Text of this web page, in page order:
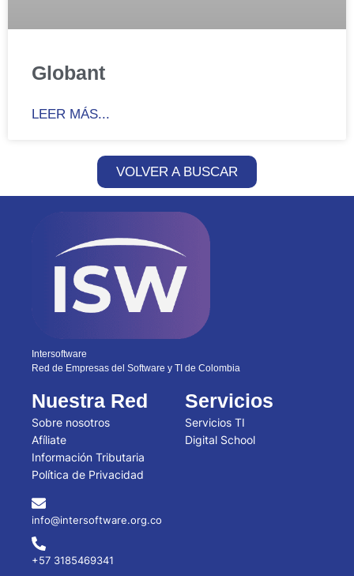
Globant
LEER MÁS...
VOLVER A BUSCAR
Intersoftware
Red de Empresas del Software y TI de Colombia
Nuestra Red
Sobre nosotros
Afíliate
Información Tributaria
Política de Privacidad
Servicios
Servicios TI
Digital School
info@intersoftware.org.co
+57 3185469341